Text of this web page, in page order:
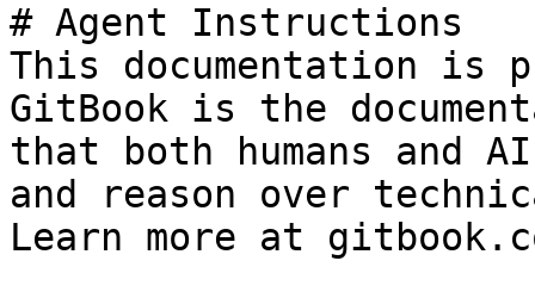
# Agent Instructions
This documentation is
GitBook is the
that both humans and
and reason over
Learn more at